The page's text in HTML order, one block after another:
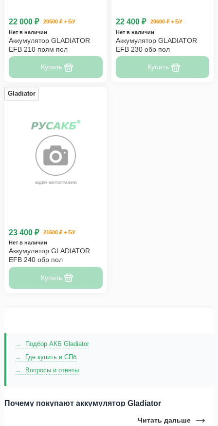
22 000 ₽
20500 ₽ + БУ
Нет в наличии
Аккумулятор GLADIATOR
EFB 210 прям пол
Купить
22 400 ₽
20600 ₽ + БУ
Нет в наличии
Аккумулятор GLADIATOR
EFB 230 обр пол
Купить
Gladiator
23 400 ₽
21600 ₽ + БУ
Нет в наличии
Аккумулятор GLADIATOR
EFB 240 обр пол
Купить
Подбор АКБ Gladiator
Где купить в СПб
Вопросы и ответы
Почему покупают аккумулятор Gladiator
Аккумуляторы Gladiator производятся на мощностях завода
Читать дальше